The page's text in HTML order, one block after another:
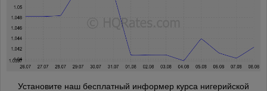
Установите наш бесплатный информер курса нигерийской